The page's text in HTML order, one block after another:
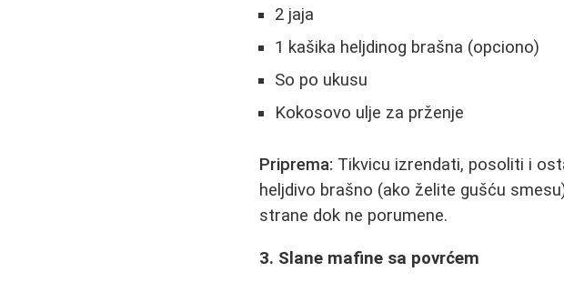
2 jaja
1 kašika heljdinog brašna (opciono)
So po ukusu
Kokosovo ulje za prženje
Priprema: Tikvicu izrendati, posoliti i
heljdivo brašno (ako želite gušću
strane dok ne porumene.
3. Slane mafine sa povrćem